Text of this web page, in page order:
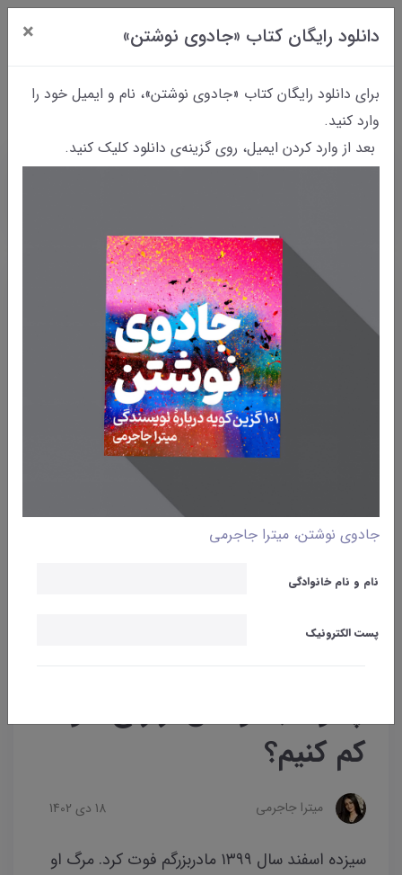
دانلود رایگان کتاب «جادوی نوشتن» ×
برای دانلود رایگان کتاب «جادوی نوشتن»، نام و ایمیل خود را
وارد کنید.
بعد از وارد کردن ایمیل، روی گزینه‌ی دانلود کلیک کنید.
جادوی نوشتن، میترا جاجرمی
نام و نام خانوادگی
پست الکترونیک
کم کنیم؟
میترا جاجرمی 18 دی 1402
سیزده اسفند سال ۱۳۹۹ مادربزرگم فوت کرد. مرگ او